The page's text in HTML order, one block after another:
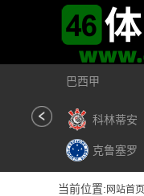
巴西甲
科林蒂安
克鲁塞罗
当前位置: 网站首页